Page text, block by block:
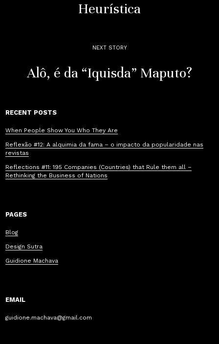
Heurística
NEXT STORY
Alô, é da “Iquisda” Maputo?
RECENT POSTS
When People Show You Who They Are
Reflexão #12: A alquimia da fama – o impacto da popularidade nas
revistas
Reflections #11: 195 Companies (Countries) that Rule them all –
Rethinking the Business of Nations
PAGES
Blog
Design Sutra
Guidione Machava
EMAIL
guidione.machava@gmail.com